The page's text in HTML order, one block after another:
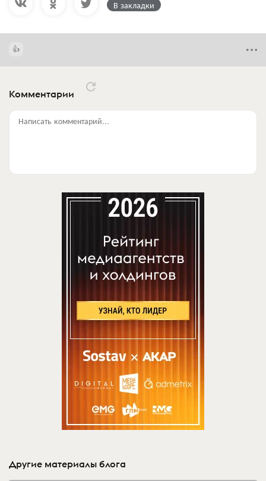
В закладки
Комментарии
Написать комментарий...
Другие материалы блога